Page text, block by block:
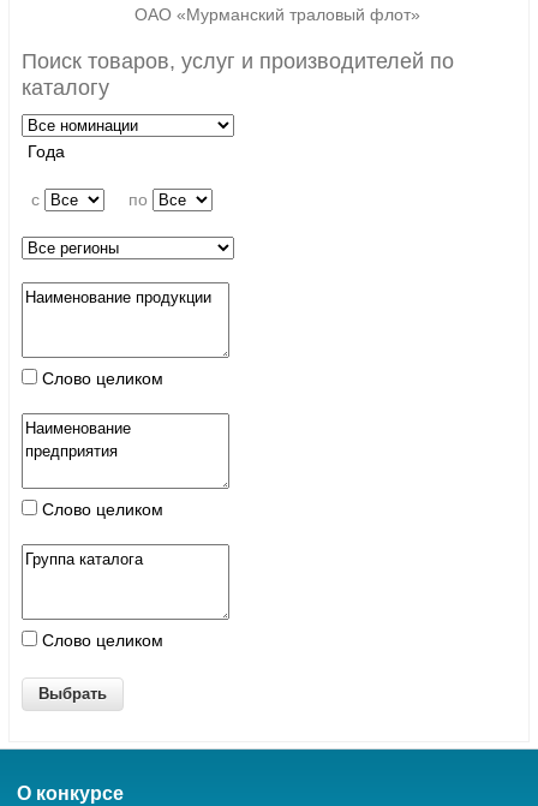
ОАО «Мурманский траловый флот»
Поиск товаров, услуг и производителей по
каталогу
Года
c по
Слово целиком
Слово целиком
Слово целиком
О конкурсе